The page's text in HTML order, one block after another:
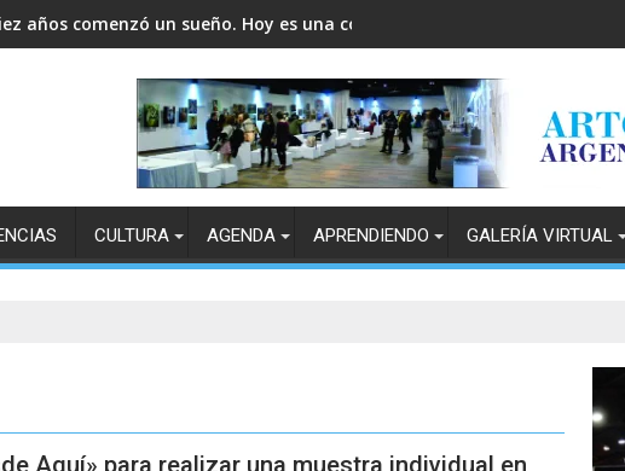
años comenzó un sueño. Hoy es una comunidad.
CULTURA AGENDA APRENDIENDO GALERÍA VIRTUAL
Aquí» para realizar una muestra individual en